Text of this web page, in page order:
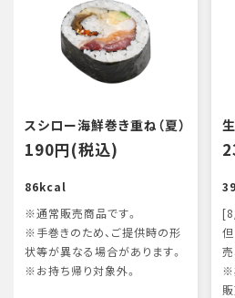
スシロー海鮮巻き重ね（夏）
190円(税込)
86kcal
※通常販売商品です。
※手巻きのため、ご提供時の形
状等が異なる場合があります。
※お持ち帰り対象外。
※